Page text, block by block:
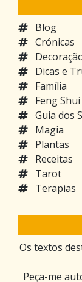
Blog
Crónicas
Dicas e
Família
Feng Shui
Guia dos
Magia
Plantas
Receitas
Tarot
Terapias
Os textos
Peça-me